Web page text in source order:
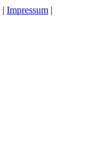
| Impressum |